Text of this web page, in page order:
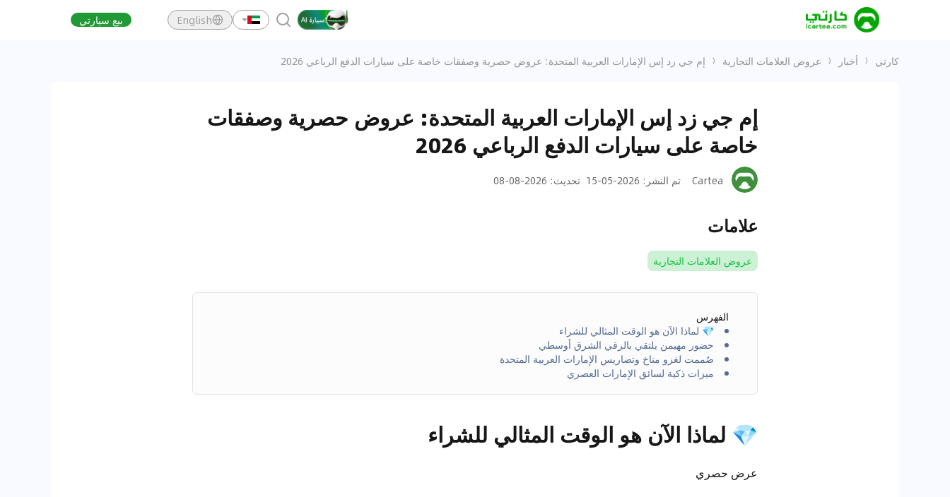
English بيع سيارتي
كارتي أخبار عروض العلامات التجارية إم جي زد إس الإمارات العربية المتحدة: عروض حصرية وصفقات خاصة على سيارات الدفع الرباعي 2026
إم جي زد إس الإمارات العربية المتحدة: عروض حصرية وصفقات
خاصة على سيارات الدفع الرباعي 2026
Cartea تم النشر :
2026-05-15 تحديث:
2026-08-08
علامات
عروض العلامات التجارية
الفهرس
💎 لماذا الآن هو الوقت المثالي للشراء
حضور مهيمن يلتقي بالرقي الشرق أوسطي
صُممت لغزو مناخ وتضاريس الإمارات العربية المتحدة
ميزات ذكية لسائق الإمارات العصري
💎 لماذا الآن هو الوقت المثالي للشراء
عرض حصري